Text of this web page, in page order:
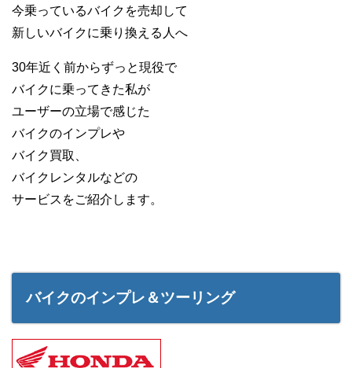
今乗っているバイクを売却して
新しいバイクに乗り換える人へ
30年近く前からずっと現役で
バイクに乗ってきた私が
ユーザーの立場で感じた
バイクのインプレや
バイク買取、
バイクレンタルなどの
サービスをご紹介します。
バイクのインプレ＆ツーリング